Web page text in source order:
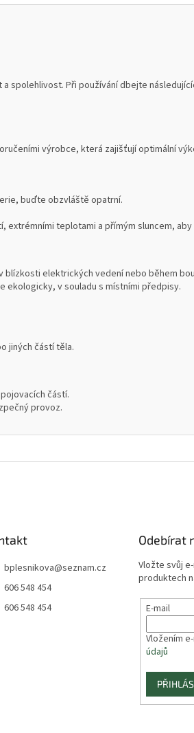
spolehlivost. Při používání dbejte
výrobce, která zajišťují optimální
buďte obzvláště opatrní.
teplotami a přímým sluncem,
elektrických vedení nebo během
ekologicky, v souladu s místními předpisy.
jiných částí těla.
částí.
provoz.
bplesnikova@seznam.cz
606 548 454
606 548 454
Odebírat
Vložte svůj
produktech
E-mail
Vložením
údajů